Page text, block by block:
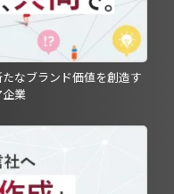
なブランド価値を創造す
企業